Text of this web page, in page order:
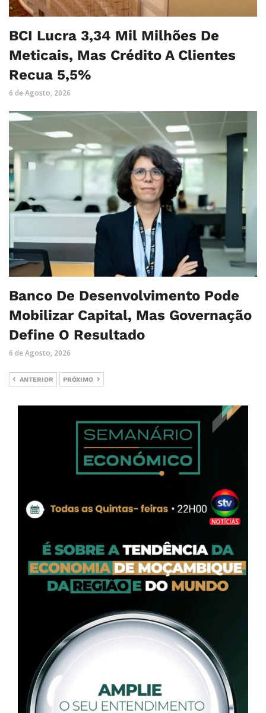
BCI Lucra 3,34 Mil Milhões De
Meticais, Mas Crédito A Clientes
Recua 5,5%
6 de Agosto, 2026
Banco De Desenvolvimento Pode
Mobilizar Capital, Mas Governação
Define O Resultado
6 de Agosto, 2026
ANTERIOR PRÓXIMO